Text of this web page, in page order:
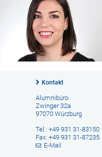
Kontakt
Alumnibüro
Zwinger 32a
97070 Würzburg
Tel.: +49 931 31-83150
Fax: +49 931 31-87235
E-Mail